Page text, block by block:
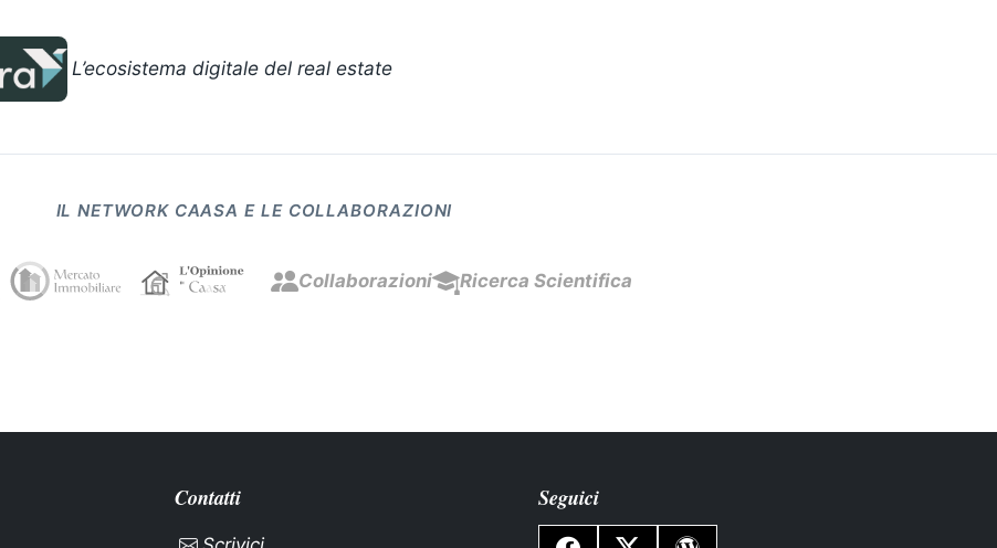
L’ecosistema digitale del real estate
IL NETWORK CAASA E LE COLLABORAZIONI
Collaborazioni Ricerca Scientifica
Contatti Seguici